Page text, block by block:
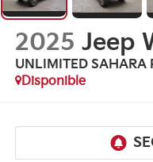
2025 Jeep
UNLIMITED SAHARA
Disponible